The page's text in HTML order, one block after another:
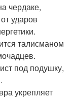
чердаке,
ударов
талисманом
под подушку,
укрепляет